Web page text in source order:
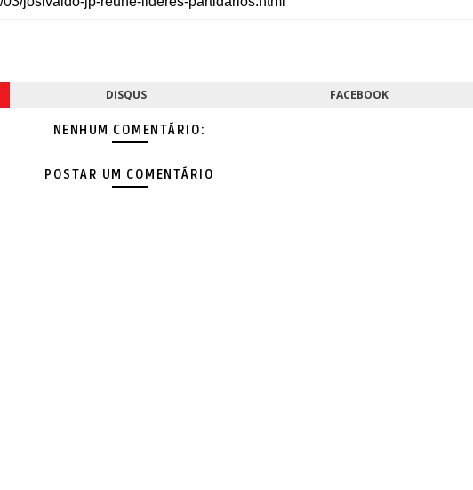
DISQUS FACEBOOK
NENHUM COMENTÁRIO:
POSTAR UM COMENTÁRIO